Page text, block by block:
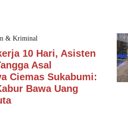
& Kriminal
10 Hari, Asisten
Asal
Ciemas Sukabumi:
Bawa Uang